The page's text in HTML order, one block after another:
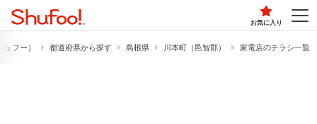
お気に入り
フー） 都道府県から探す 島根県 川本町（邑智郡） 家電店のチラシ一覧